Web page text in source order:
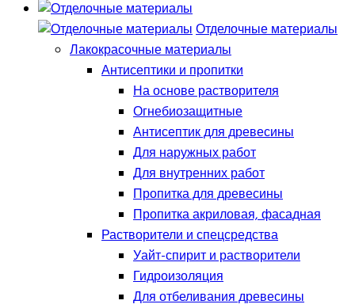
Отделочные материалы
Лакокрасочные материалы
Антисептики и пропитки
На основе растворителя
Огнебиозащитные
Антисептик для древесины
Для наружных работ
Для внутренних работ
Пропитка для древесины
Пропитка акриловая, фасадная
Растворители и спецсредства
Уайт-спирит и растворители
Гидроизоляция
Для отбеливания древесины